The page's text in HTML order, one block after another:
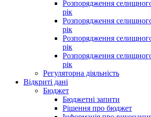
Розпорядження
рік
Розпорядження
рік
Розпорядження
рік
Розпорядження
рік
Регуляторна діяльність
Відкриті дані
Бюджет
Бюджетні запити
Рішення про бюджет